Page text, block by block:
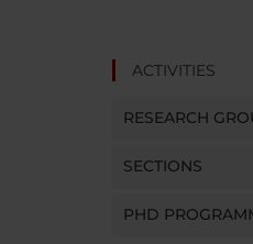
ACTIVITIES
RESEARCH
SECTIONS
PHD